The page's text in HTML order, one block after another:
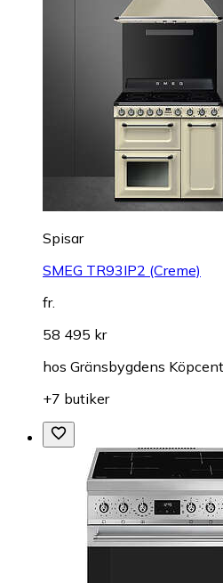
Spisar
SMEG TR93IP2 (Creme)
fr.
58 495 kr
hos Gränsbygdens
+7 butiker